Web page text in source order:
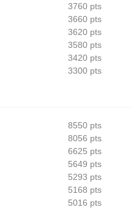
3760 pts
3660 pts
3620 pts
3580 pts
3420 pts
3300 pts
8550 pts
8056 pts
6625 pts
5649 pts
5293 pts
5168 pts
5016 pts